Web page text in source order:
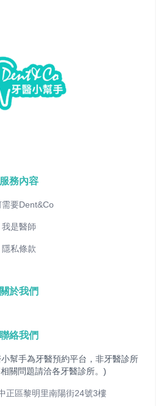
服務內容
需要Dent&Co
我是醫師
隱私條款
關於我們
聯絡我們
幫手為牙醫預約平台，非牙醫診所
關問題請洽各牙醫診所。)
正區黎明里南陽街24號3樓